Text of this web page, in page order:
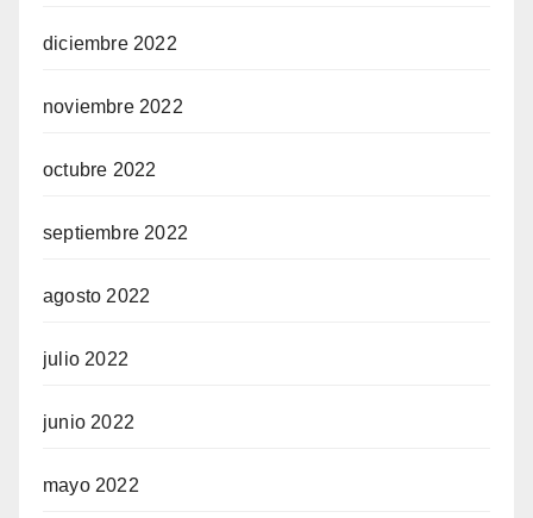
diciembre 2022
noviembre 2022
octubre 2022
septiembre 2022
agosto 2022
julio 2022
junio 2022
mayo 2022